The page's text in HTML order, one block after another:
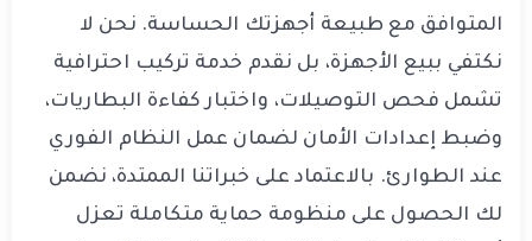
المتوافق مع طبيعة أجهزتك الحساسة. نحن لا
نكتفي ببيع الأجهزة، بل نقدم خدمة تركيب احترافية
تشمل فحص التوصيلات، واختبار كفاءة البطاريات،
وضبط إعدادات الأمان لضمان عمل النظام الفوري
عند الطوارئ. بالاعتماد على خبراتنا الممتدة، نضمن
لك الحصول على منظومة حماية متكاملة تعزل